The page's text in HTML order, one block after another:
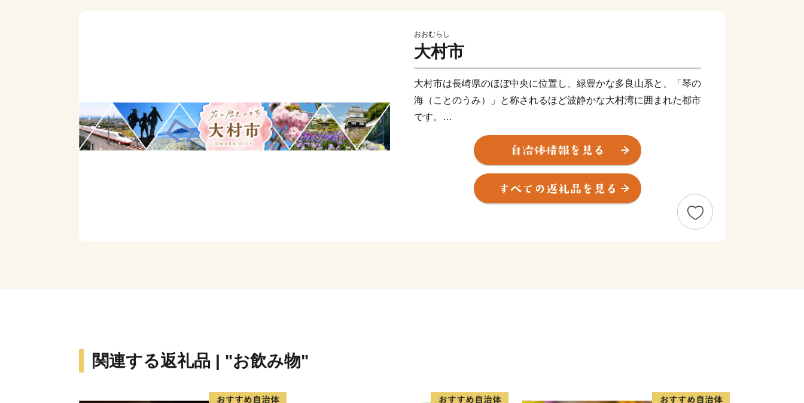
おおむらし
大村市
大村市は長崎県のほぼ中央に位置し、緑豊かな多良山系と、「琴の
海（ことのうみ）」と称されるほど波静かな大村湾に囲まれた都市
です。
「花と歴史と技術のまち」宣言をしており、市民総参加「オール大
村」を掲げ一丸となってより良いまちづくりに取り組んでおりま
関連する返礼品 | "お飲み物"